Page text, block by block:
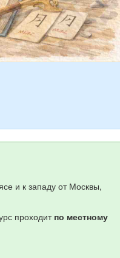
и к западу от Москвы,
проходит по местному